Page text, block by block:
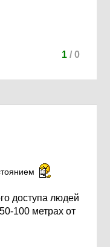
1/ 0
доступа людей
100 метрах от